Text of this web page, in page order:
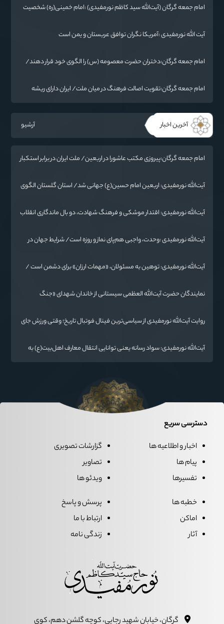
امام جمعه گرگان (آیت‌الله سید کاظم نورمفیدی) :امام خمینی(ره) شخصیت
آیت الله نورمفیدی :آمریکا نگران توافق عربستان و یمن است
امام جمعه گرگان:دختران حضرت معصومه (س) را الگوی خود قرار دهند/
امام جمعه گرگان:تقویت اصالت فرهنگ در میان ملت/ ایران دارای ریشه
آخرین اخبار آرشیو
امام جمعه گرگان:پیروزی مکتب عاشورا در اربعین/ ملت ایران در برابر استکبار
آیت‌الله نورمفیدی: اربعین امام حسین(ع) جهانی شد/ استان گلستان الگوی
آیت‌الله نورمفیدی: اقتدار موشکی و فرهنگ شهادت، دو بال ماندگاری انقلاب
آیت‌الله نورمفیدی :وحدت، واجبی هم‌پای نماز و روزه است/ شرایط جهان در
آیت‌الله نورمفیدی: توهین به مسئولان، «مهمات ارزان» برای دشمن است /
نمایندگان حضرت آیت‌الله العظمی سیستانی از خاندان شهدای «جنگ
روایت آیت‌الله نورمفیدی از سیاسی‌ترین فینال فوتبال تاریخ؛ وقتی ورزش جای
آیت‌الله نورمفیدی: سواد رسانه یعنی توانایی انتقال معارف اهل‌بیت(ع) به
دسترسی سریع
اخبار و اطلاعیه ها
پیام ها
تفسیرها
گزارشات تصویری
تصاویر
ویدئو ها
خطبه ها
اماکن
آثار
پرسش و پاسخ
ارتباط با ما
زندگی نامه
گرگان، خيابان شهيد رجايي، کوچه گلشن دهم، کوي